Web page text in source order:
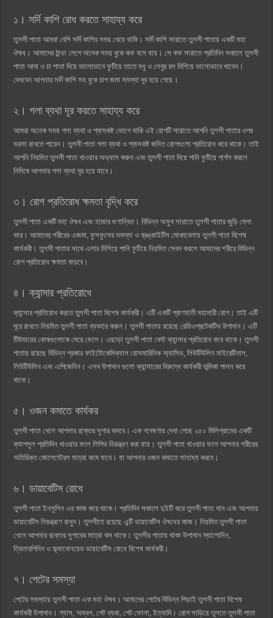
১। সর্দি কাশি রোধ করতে সাহায্য করে
তুলসী পাতা আমরা বেশি সর্দি কাশির সময় খেয়ে থাকি। সর্দি কাশি সারাতে তুলসী পাতায় একটি মহা
ঔষধ। আমাদের ঠান্ডা লেগে অনেক সময় বুকে কফ বসে যায়। সে কফ সারাতে প্রতিদিন সকালে তুলসী
পাতা আদা ও চা পাতা দিয়ে ভালোভাবে ফুটিয়ে তাতে মধু ও লেবুর রস মিশিয়ে ভালোভাবে খাবেন।
দেখবেন আপনার সর্দি কাশি সহ বুকে চাপ জমা সমস্যা দূর হয়ে গেছে।
২। গলা ব্যথা দূর করতে সাহায্য করে
আমরা অনেক সময় গলা ব্যথা ও শ্বাসকষ্ট ভোগে থাকি এই রোগটি সারাতে আপনি তুলসী পাতার ওপর
ভরসা রাখতে পারেন। তুলসী পাতা গলা ব্যথা ও শ্বাসকষ্ট জনিত রোগগুলো প্রতিরোধ করে থাকে। তাই
আপনি নিয়মিত তুলসী পাতা খাওয়ার অভ্যাস করুন এবং তুলসী পাতা দিয়ে পানি ফুটিয়ে গার্গল করলে
নিমিষে আপনার গলা ব্যথা দূর হয়ে যাবে।
৩। রোগ প্রতিরোধ ক্ষমতা বৃদ্ধি করে
তুলসী পাতা একটি মহা ঔষধ এবং হাজার গুণান্বিত। বিভিন্ন অসুখ সারাতে তুলসী পাতার জুড়ি মেলা
ভার। আমাদের শরীরের এজমা, ফুসফুসের সমস্যা ও ব্রঙ্কাইটিস মোকাবেলায় তুলসী পাতা বিশেষ
কার্যকরী। তুলসী পাতার সাথে এলাচ মিশিয়ে পানি ফুটিয়ে নিয়মিত সেবন করলে আমাদের শরীরে বিভিন্ন
রোগ প্রতিরোধ ক্ষমতা বাড়বে।
৪। ক্যান্সার প্রতিরোধে
ক্যান্সার প্রতিরোধ করতে তুলসী পাতা বিশেষ কার্যকরী। এটি একটি প্রাণঘাতী মহামারী রোগ। তাই এটি
দূরে রাখতে নিয়মিত তুলসী পাতা ব্যবহার করুন। তুলসী পাতায় রয়েছে রেডিওপ্রটেকটিভ উপাদান। এটি
টিউমারের কোষগুলোকে মেরে ফেলে। এছাড়া তুলসী পাতা বেস্ট ক্যান্সার প্রতিরোধ করে থাকে। তুলসী
পাতায় রয়েছে বিভিন্ন প্রকার ফাইটোকেমিক্যাল রোসমারিনিক অ্যাসিড, লিউটিউলিন মাইরেটিনাল,
লিউটিউলিন এবং এপিজেনিন। এসব উপাদান গুলো ক্যান্সারের বিরুদ্ধে কার্যকরী ভূমিকা পালন করে
থাকে।
৫। ওজন কমাতে কার্যকর
তুলসী পাতা খেলে আপনার রক্তের সুগার কমবে। এক গবেষণায় দেখা গেছে ২৫০ মিলিগ্রামের একটি
ক্যাপসুল প্রতিদিন খাওয়ার ফলে লিপিড নিয়ন্ত্রণ করা যায়। তুলসী পাতা খাওয়ার ফলে আপনার শরীরের
অতিরিক্ত কোলেস্টেরল মাত্রা কমে যাবে। যা আপনার ওজন কমাতে সাহায্য করবে।
৬। ডায়াবেটিস রোধে
তুলসী পাতা ইনসুলিন এর কাজ করে থাকে। প্রতিদিন সকালে দুইটি করে তুলসী পাতা খান এবং আপনার
ডায়াবেটিস নিয়ন্ত্রণে রাখুন। তুলসীতে রয়েছে এন্টি ডায়াবেটিস ঔষধের কাজ। নিয়মিত তুলসী পাতা
খেলে আপনার রক্তের সুগারের মাত্রা কম থাকে। তুলসীর পাতায় থাকা উপাদান স্যাপোনিন,
ত্রিতারপিনিন ও ফ্ল্যাবোনয়েড ডায়াবেটিস রোধে বিশেষ কার্যকরী।
৭। পেটের সমস্যা
পেটের সমস্যায় তুলসী পাতা এক মহা ঔষধ। আমাদের পেটের বিভিন্ন পিড়াই তুলসী পাতা বিশেষ
কার্যকরী উপাদান। গ্যাস, অম্বল, পেট ব্যথা, পেট ফোলা, ইত্যাদি। রোগ সাড়িয়ে তুলতে তুলসী পাতা